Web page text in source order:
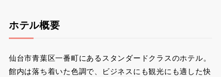
ホテル概要
仙台市青葉区一番町にあるスタンダードクラスのホテル。
館内は落ち着いた色調で、ビジネスにも観光にも適した快